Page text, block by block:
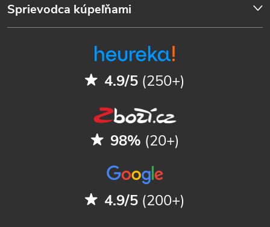
Sprievodca kúpeľňami
4.9/5 (250+)
98% (20+)
4.9/5 (200+)